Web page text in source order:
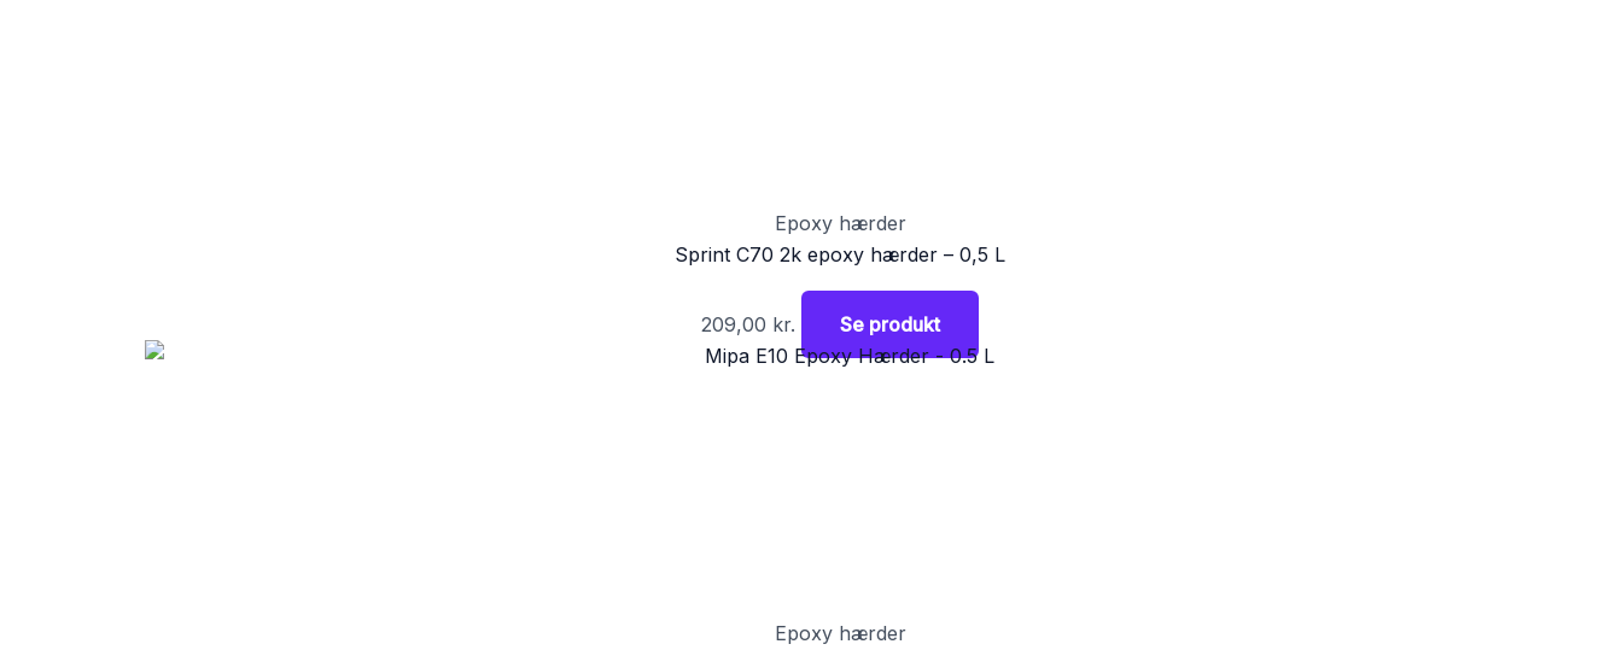
Epoxy hærder
Sprint C70 2k epoxy hærder – 0,5 L
209,00 kr. Se produkt
Epoxy hærder